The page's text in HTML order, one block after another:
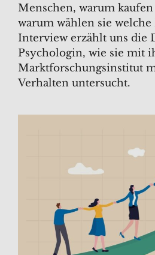
Menschen, warum
warum wählen sie welche
Interview erzählt uns die
Psychologin, wie sie mit
Marktforschungsinstitut
Verhalten untersucht.